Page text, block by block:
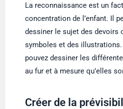
La reconnaissance est un
concentration de l’enfant. Il
dessiner le sujet des devoirs
symboles et des illustrations.
pouvez dessiner les
au fur et à mesure qu’elles
Créer de la